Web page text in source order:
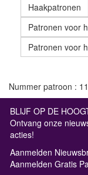
Haakpatronen
Patronen voor
Patronen voor
Nummer patroon :
BLIJF OP DE
Ontvang onze
acties!
Aanmelden
Aanmelden Gratis